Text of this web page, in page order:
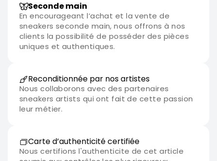
Seconde main
En encourageant l’achat et la vente de
sneakers seconde main, nous offrons à nos
clients la possibilité de posséder des pièces
uniques et authentiques.
Reconditionnée par nos artistes
Nous collaborons avec des partenaires
sneakers artists qui ont fait de cette passion
leur métier.
Carte d’authenticité certifiée
Nous certifions l'authenticite de cet article